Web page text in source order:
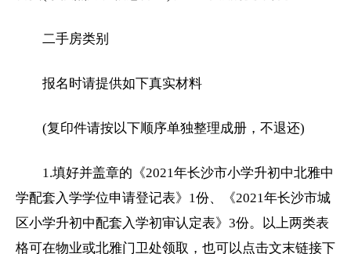
二手房类别
报名时请提供如下真实材料
(复印件请按以下顺序单独整理成册，不退还)
1.填好并盖章的《2021年长沙市小学升初中北雅中
学配套入学学位申请登记表》1份、《2021年长沙市城
区小学升初中配套入学初审认定表》3份。以上两类表
格可在物业或北雅门卫处领取，也可以点击文末链接下